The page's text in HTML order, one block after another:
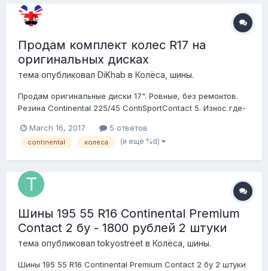
Продам комплект колес R17 на
оригинальных дисках
тема опубликовал DiKhab в Колёса, шины.
Продам оригинальные диски 17". Ровные, без ремонтов.
Резина Continental 225/45 ContiSportContact 5. Износ где-
Отдаю комплектом за 25 т.р. Лежит все боксе Атрон Трек
(Рязань). Можно отправить куда угодно, хоть к черту
March 16, 2017 5 ответов
continental колеса (и ещё %d)
Шины 195 55 R16 Continental Premium
Contact 2 бу - 1800 рублей 2 штуки
тема опубликовалtokyostreet в Колёса, шины.
Шины 195 55 R16 Continental Premium Contact 2 бу 2 штуки